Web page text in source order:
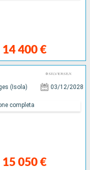
14 400 €
(Isola) 03/12/2028
15 050 €
completa